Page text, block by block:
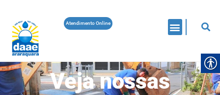
Atendimento Online
Veja nossas